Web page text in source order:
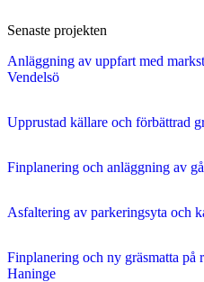
Senaste projekten
Anläggning av uppfart med
Vendelsö
Upprustad källare och förbättrad
Finplanering och anläggning av
Asfaltering av parkeringsyta och
Finplanering och ny gräsmatta på
Haninge